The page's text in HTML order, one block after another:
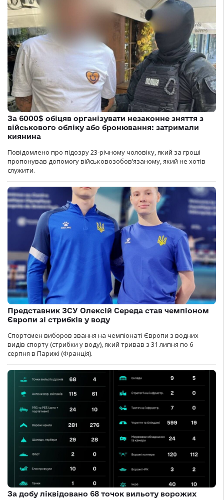
За 6000$ обіцяв організувати незаконне зняття з
військового обліку або бронювання: затримали
киянина
Повідомлено про підозру 23-річному чоловіку, який за гроші
пропонував допомогу військовозобов’язаному, який не хотів
служити.
Представник ЗСУ Олексій Середа став чемпіоном
Європи зі стрибків у воду
Спортсмен виборов звання на чемпіонаті Європи з водних
видів спорту (стрибки у воду), який тривав з 31 липня по 6
серпня в Парижі (Франція).
За добу ліквідовано 68 точок вильоту ворожих